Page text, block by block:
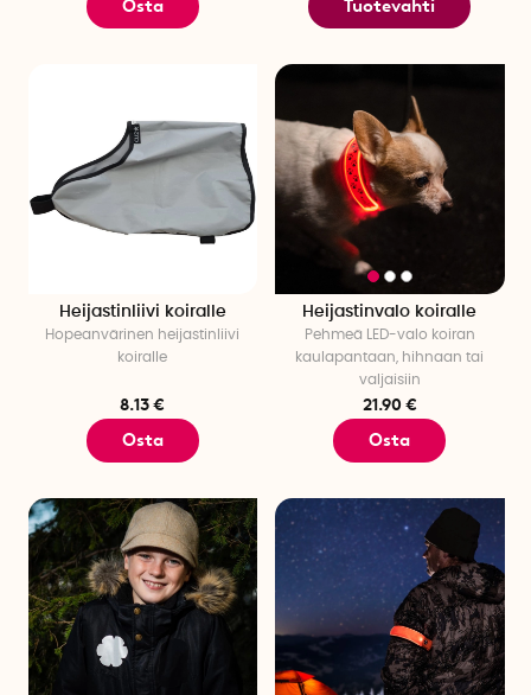
Osta Tuotevahti
Heijastinliivi koiralle
Hopeanvärinen heijastinliivi
koiralle
8.13 €
Osta
Heijastinvalo koiralle
Pehmeä LED-valo koiran
kaulapantaan, hihnaan tai
valjaisiin
21.90 €
Osta